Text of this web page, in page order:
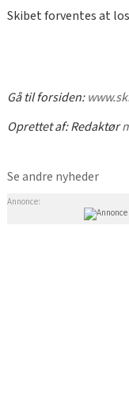
Skibet forventes at
Gå til forsiden:
Oprettet af:Redaktør
Se andre nyheder
Annonce: